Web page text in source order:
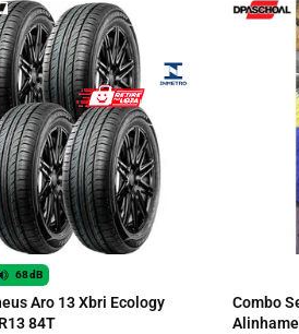
68dB
Aro 13 Xbri Ecology
84T
Combo